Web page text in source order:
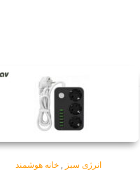
انرژی سبز ,خانه هوشمند